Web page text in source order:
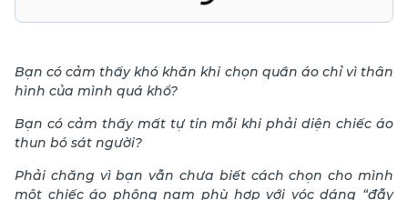
Bạn có cảm thấy khó khăn khi chọn quần áo chỉ vì thân
hình của mình quá khổ?
Bạn có cảm thấy mất tự tin mỗi khi phải diện chiếc áo
thun bó sát người?
Phải chăng vì bạn vẫn chưa biết cách chọn cho mình
một chiếc áo phông nam phù hợp với vóc dáng “đẫy